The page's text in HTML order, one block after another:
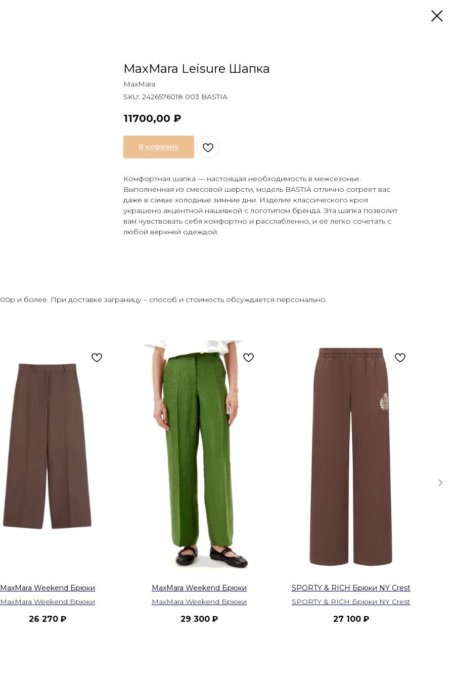
MaxMara Leisure Шапка
MaxMara
SKU: 2426576018 003 BASTIA
11700,00 ₽
В коризну
Комфортная шапка — настоящая необходимость в межсезонье.
Выполненная из смесовой шерсти, модель BASTIA отлично согреет вас
даже в самые холодные зимние дни. Изделие классического кроя
украшено акцентной нашивкой с логотипом бренда. Эта шапка позволит
вам чувствовать себя комфортно и расслабленно, и её легко сочетать с
любой верхней одеждой.
и более. При доставке заграницу – способ и стоимость обсуждается персонально.
MaxMara Weekend Брюки
MaxMara Weekend Брюки
26 270 ₽
MaxMara Weekend Брюки
MaxMara Weekend Брюки
29 300 ₽
SPORTY & RICH Брюки NY Crest
SPORTY & RICH Брюки NY Crest
27 100 ₽